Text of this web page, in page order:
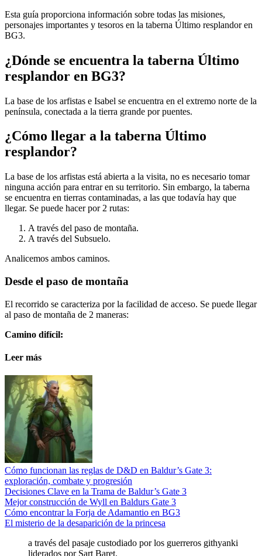
Esta guía proporciona información sobre todas las misiones,
personajes importantes y tesoros en la taberna Último resplandor en
BG3.
¿Dónde se encuentra la taberna Último
resplandor en BG3?
La base de los arfistas e Isabel se encuentra en el extremo norte de la
península, conectada a la tierra grande por puentes.
¿Cómo llegar a la taberna Último
resplandor?
La base de los arfistas está abierta a la visita, no es necesario tomar
ninguna acción para entrar en su territorio. Sin embargo, la taberna
se encuentra en tierras contaminadas, a las que todavía hay que
llegar. Se puede hacer por 2 rutas:
A través del paso de montaña.
A través del Subsuelo.
Analicemos ambos caminos.
Desde el paso de montaña
El recorrido se caracteriza por la facilidad de acceso. Se puede llegar
al paso de montaña de 2 maneras:
Camino difícil:
Leer más
Cómo funcionan las reglas de D&D en Baldur’s Gate 3:
exploración, combate y progresión
Decisiones Clave en la Trama de Baldur’s Gate 3
Mejor construcción de Wyll en Baldurs Gate 3
Cómo encontrar la Forja de Adamantio en BG3
El misterio de la desaparición de la princesa
a través del pasaje custodiado por los guerreros githyanki
liderados por Sart Baret.